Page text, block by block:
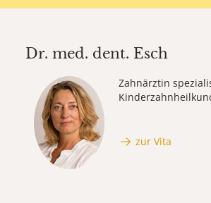
Dr. med. dent. Esch
Zahnärztin
zur Vita